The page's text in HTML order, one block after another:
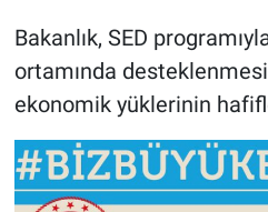
Bakanlık, SED
ortamında
ekonomik yüklerinin